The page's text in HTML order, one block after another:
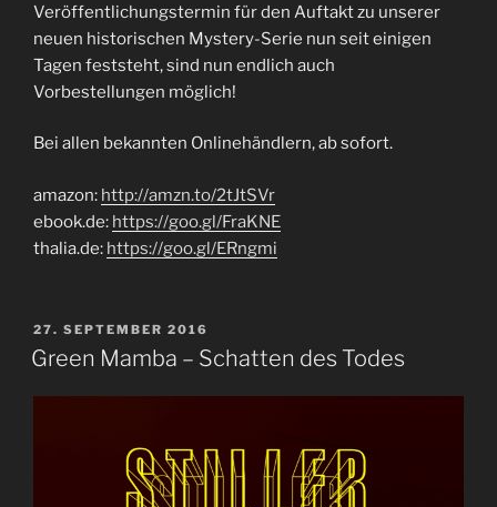
Veröffentlichungstermin für den Auftakt zu unserer
neuen historischen Mystery-Serie nun seit einigen
Tagen feststeht, sind nun endlich auch
Vorbestellungen möglich!
Bei allen bekannten Onlinehändlern, ab sofort.
amazon: http://amzn.to/2tJtSVr
ebook.de: https://goo.gl/FraKNE
thalia.de: https://goo.gl/ERngmi
VERÖFFENTLICHT
AM
27. SEPTEMBER 2016
Green Mamba – Schatten des Todes